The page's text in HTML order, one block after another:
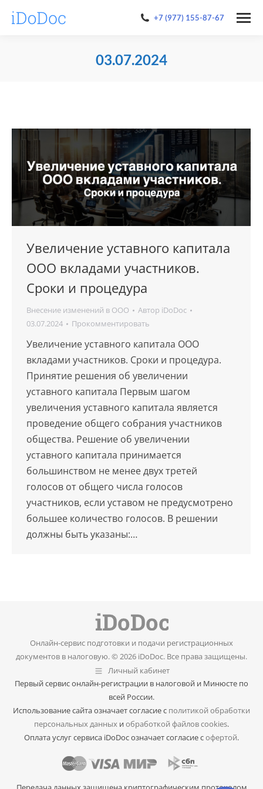
+7 (977) 155-87-67
03.07.2024
Увеличение уставного капитала
ООО вкладами участников.
Сроки и процедура
Внесение изменений в ООО Автор iDoDoc
03.07.2024
Прокомментировать
Увеличение уставного капитала ООО
вкладами участников. Сроки и процедура.
Принятие решения об увеличении
уставного капитала Первым шагом
увеличения уставного капитала является
проведение общего собрания участников
общества. Решение об увеличении
уставного капитала принимается
большинством не менее двух третей
голосов от общего числа голосов
участников, если уставом не предусмотрено
большее количество голосов. В решении
должны быть указаны:…
Онлайн-сервис подготовки и подачи регистрационных
документов в налоговую. © 2026 iDoDoc. Все права защищены.
Личный кабинет
Первый сервис онлайн-регистрации в налоговой и Минюсте по
всей России.
Использование сайта означает согласие с политикой обработки
персональных данных иобработкой файлов cookies.
Оплата услуг сервиса iDoDoc означает согласие софертой.